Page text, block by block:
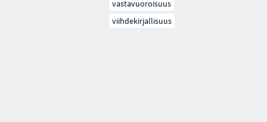
vastavuoroisuus
viihdekirjallisuus